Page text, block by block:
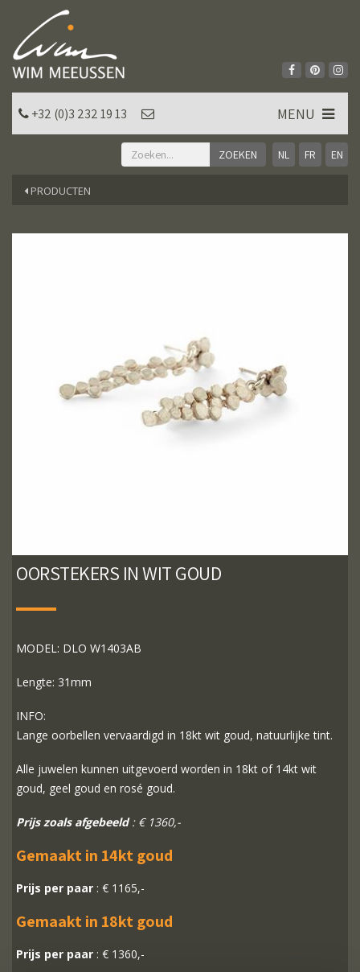
NL FR EN
+32 (0)3 232 19 13 MENU
PRODUCTEN
OORSTEKERS IN WIT GOUD
MODEL: DLO W1403AB
Lengte: 31mm
INFO:
Lange oorbellen vervaardigd in 18kt wit goud, natuurlijke tint.
Alle juwelen kunnen uitgevoerd worden in 18kt of 14kt wit
goud, geel goud en rosé goud.
Prijs zoals afgebeeld: € 1360,-
Gemaakt in 14kt goud
Prijs per paar : € 1165,-
Gemaakt in 18kt goud
Prijs per paar : € 1360,-